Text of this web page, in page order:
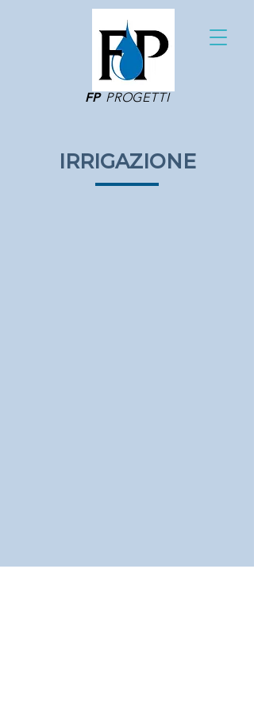
FP PROGETTI
IRRIGAZIONE